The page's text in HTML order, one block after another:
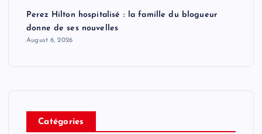
Perez Hilton hospitalisé : la famille du blogueur
donne de ses nouvelles
August 6, 2026
Catégories